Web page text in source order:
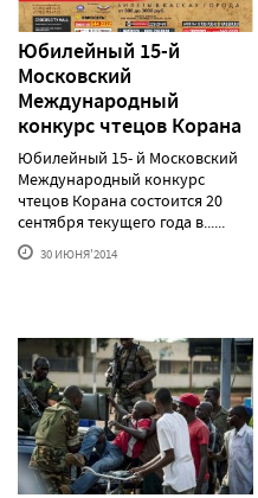
Юбилейный 15-й
Московский
Международный
конкурс чтецов Корана
Юбилейный 15- й Московский
Международный конкурс
чтецов Корана состоится 20
сентября текущего года в......
30 ИЮНЯ'2014